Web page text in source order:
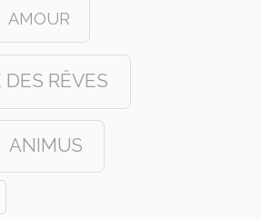
AMOUR
RÊVES
ANIMUS